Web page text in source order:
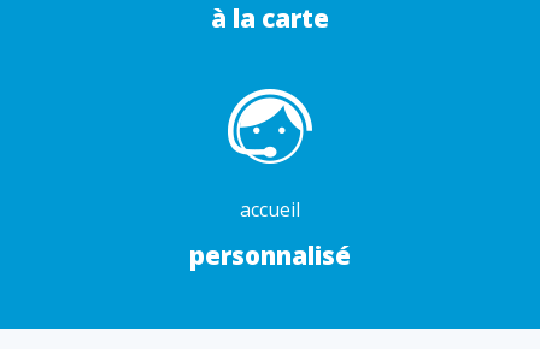
à la carte
accueil
personnalisé